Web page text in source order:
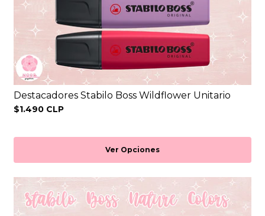
Destacadores Stabilo Boss Wildflower Unitario
$1.490 CLP
Ver Opciones